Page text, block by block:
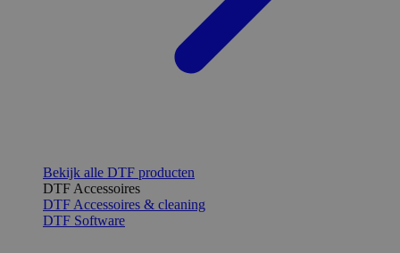
Bekijk alle DTF producten
DTF Accessoires
DTF Accessoires & cleaning
DTF Software